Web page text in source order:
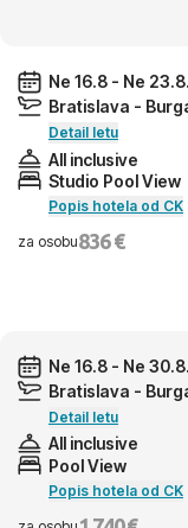
Ne 16.8 - Ne
Bratislava -
Detail letu
All inclusive
Studio Pool View
Popis hotela od CK
za osobu836 €
Ne 16.8 - Ne
Bratislava -
Detail letu
All inclusive
Pool View
Popis hotela od CK